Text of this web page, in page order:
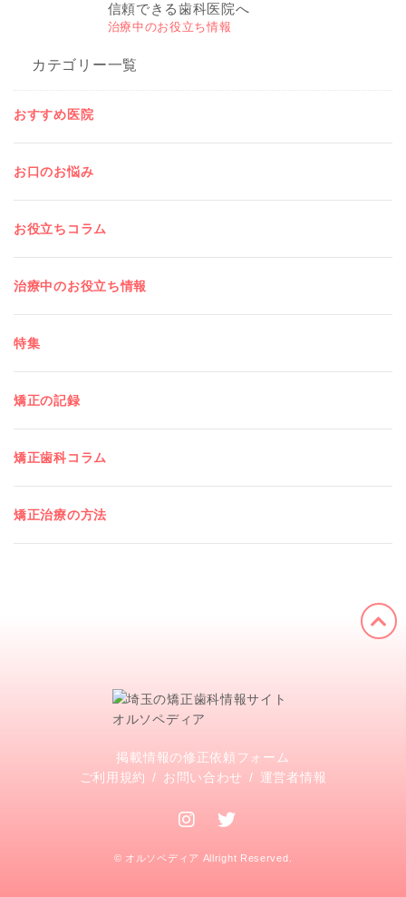
信頼できる歯科医院へ
治療中のお役立ち情報
カテゴリー一覧
おすすめ医院
お口のお悩み
お役立ちコラム
治療中のお役立ち情報
特集
矯正の記録
矯正歯科コラム
矯正治療の方法
掲載情報の修正依頼フォーム
ご利用規約
お問い合わせ 運営者情報
© オルソペディア Allright Reserved.